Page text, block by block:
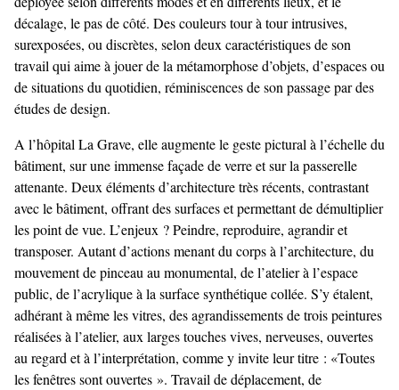
décalage, le pas de côté. Des couleurs tour à tour intrusives,
surexposées, ou discrètes, selon deux caractéristiques de son
travail qui aime à jouer de la métamorphose d’objets, d’espaces ou
de situations du quotidien, réminiscences de son passage par des
études de design.
A l’hôpital La Grave, elle augmente le geste pictural à l’échelle du
bâtiment, sur une immense façade de verre et sur la passerelle
attenante. Deux éléments d’architecture très récents, contrastant
avec le bâtiment, offrant des surfaces et permettant de démultiplier
les point de vue. L’enjeux ? Peindre, reproduire, agrandir et
transposer. Autant d’actions menant du corps à l’architecture, du
mouvement de pinceau au monumental, de l’atelier à l’espace
public, de l’acrylique à la surface synthétique collée. S’y étalent,
adhérant à même les vitres, des agrandissements de trois peintures
réalisées à l’atelier, aux larges touches vives, nerveuses, ouvertes
au regard et à l’interprétation, comme y invite leur titre : «Toutes
les fenêtres sont ouvertes ». Travail de déplacement, de